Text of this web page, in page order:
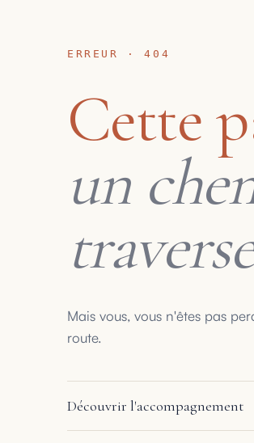
ERREUR · 404
Cette
un
Mais vous, vous n'êtes pas
route.
Découvrir l'accompagnement